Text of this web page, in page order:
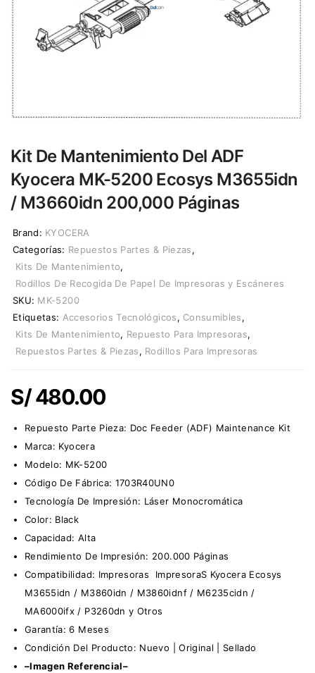
Kit De Mantenimiento Del ADF
Kyocera MK-5200 Ecosys M3655idn
/ M3660idn 200,000 Páginas
Brand: KYOCERA
Categorías: Repuestos Partes & Piezas,
Kits De Mantenimiento,
Rodillos De Recogida De Papel De Impresoras y Escáneres
SKU: MK-5200
Etiquetas: Accesorios Tecnológicos, Consumibles,
Kits De Mantenimiento, Repuesto Para Impresoras,
Repuestos Partes & Piezas, Rodillos Para Impresoras
S/480.00
Repuesto Parte Pieza: Doc Feeder (ADF) Maintenance Kit
Marca: Kyocera
Modelo: MK-5200
Código De Fábrica: 1703R40UN0
Tecnología De Impresión: Láser Monocromática
Color: Black
Capacidad: Alta
Rendimiento De Impresión: 200.000 Páginas
Compatibilidad: Impresoras ImpresoraS Kyocera Ecosys
M3655idn / M3860idn / M3860idnf / M6235cidn /
MA6000ifx / P3260dn y Otros
Garantía: 6 Meses
Condición Del Producto: Nuevo | Original | Sellado
–Imagen Referencial–